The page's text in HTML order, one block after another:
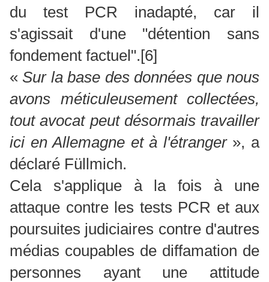
du test PCR inadapté, car il
s'agissait d'une "détention sans
fondement factuel".[6]
« Sur la base des données que nous
avons méticuleusement collectées,
tout avocat peut désormais travailler
ici en Allemagne et à l'étranger», a
déclaré Füllmich.
Cela s'applique à la fois à une
attaque contre les tests PCR et aux
poursuites judiciaires contre d'autres
médias coupables de diffamation de
personnes ayant une attitude